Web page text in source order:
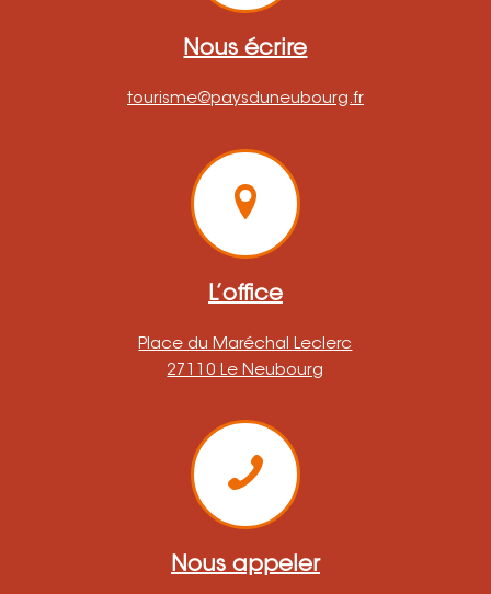
Nous écrire
tourisme@paysduneubourg.fr
L’office
Place du Maréchal Leclerc
27110 Le Neubourg
Nous appeler